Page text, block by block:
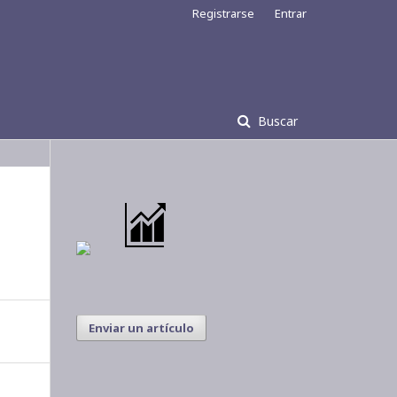
Buscar
Registrarse Entrar
Enviar un artículo